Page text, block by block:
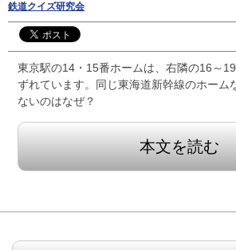
鉄道クイズ研究会
東京駅の14・15番ホームは、右隣の16～
ずれています。同じ東海道新幹線のホーム
ないのはなぜ？
本文を読む